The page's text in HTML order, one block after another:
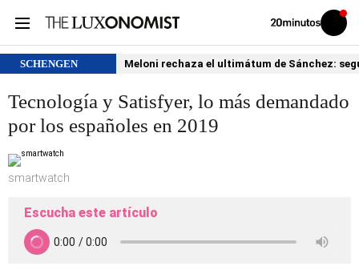
Volver
Iniciar
sesión
SCHENGEN Meloni rechaza el ultimátum de Sánchez:
Tecnología y Satisfyer, lo más demandado
por los españoles en 2019
smartwatch
Escucha este artículo